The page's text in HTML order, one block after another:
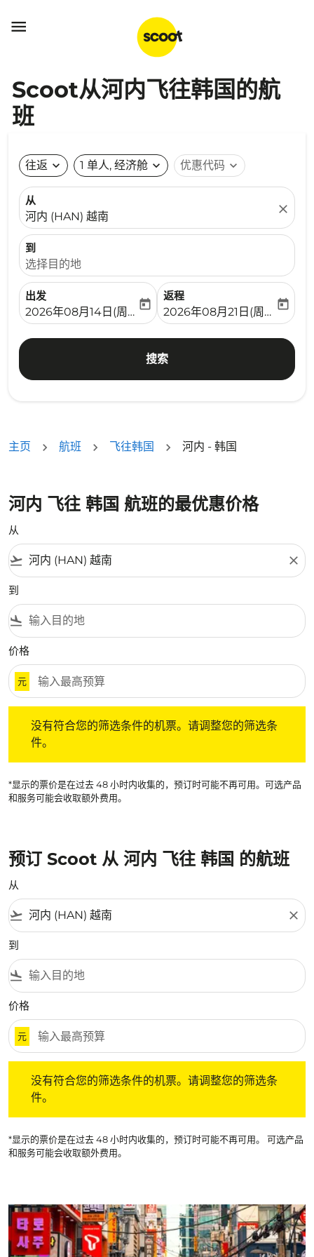

Scoot从河内飞往韩国的航
班
往返 expand_more 1 单人, 经济舱 expand_more 优惠代码 expand_more
从
河内 (HAN) 越南
close
到
选择目的地
出发
fc-booking-departure-date-aria-label
2026年08月14日(周五)
today
返程
fc-booking-return-date-
2026年08月21日(周五)
today
搜索
主页 航班 飞往韩国 河内 - 韩国
河内 飞往 韩国 航班的最优惠价格
从
flight_takeoff close
到
flight_land
价格
元
没有符合您的筛选条件的机票。请调整您的筛选条
件。
*显示的票价是在过去 48 小时内收集的，预订时可能不再可用。可选产品
和服务可能会收取额外费用。
预订 Scoot 从 河内 飞往 韩国 的航班
从
flight_takeoff close
到
flight_land
价格
元
没有符合您的筛选条件的机票。请调整您的筛选条
件。
*显示的票价是在过去 48 小时内收集的，预订时可能不再可用。 可选产品
和服务可能会收取额外费用。